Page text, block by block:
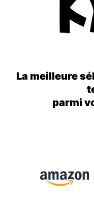
La meilleure
parmi